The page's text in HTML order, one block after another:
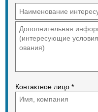
Контактное лицо *